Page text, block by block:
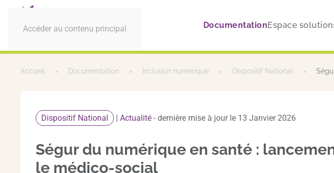
Accéder au contenu principal DocumentationEspace
Accueil Documentation Inclusion numérique Dispositif National
Dispositif National | Actualité - dernière mise à jour le 13 Janvier 2026
Ségur du numérique en santé :
le médico-social